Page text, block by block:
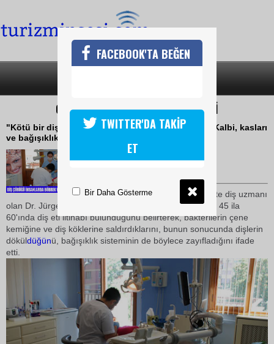
ÇÜRÜK DİŞLER KALP KRİZİ HABERCİSİ
"Kötü bir diş, birçok rahatsızlığın kaynağı olabilir Kalbi, kasları
ve bağışıklık sistemini zayıflatabilir"
30 Temmuz 2009 / 14:51
Hamburg kentindeki bir klinikte diş uzmanı
olan Dr. Jürgen Reitz, Almanya'daki yetişkinlerin yüzde 45 ila
60'ında diş eti iltihabı bulunduğunu belirterek, bakterilerin çene
kemiğine ve diş köklerine saldırdıklarını, bunun sonucunda dişlerin
döküldüğünü, bağışıklık sisteminin de böylece zayıfladığını ifade
etti.
FACEBOOK'TA BEĞEN
TWITTER'DA TAKİP
ET
Bir Daha Gösterme